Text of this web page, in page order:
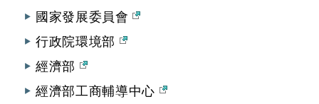
國家發展委員會
行政院環境部
經濟部
經濟部工商輔導中心